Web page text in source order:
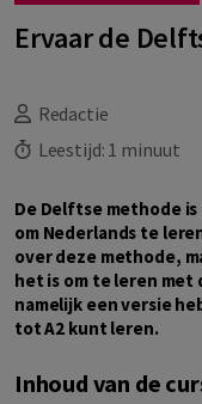
Ervaar de
Redactie
Leestijd: 1 minuut
De Delftse methode
om Nederlands te
over deze methode,
het is om te leren met
namelijk een versie
tot A2 kunt leren.
Inhoud van de